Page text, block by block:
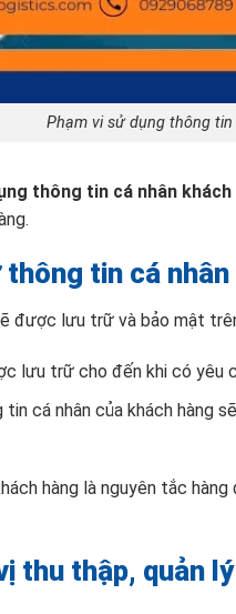
Phạm vi sử dụng thông
thông tin cá nhân khách
tin cá nhân
được lưu trữ và bảo mật
lưu trữ cho đến khi có yêu
tin cá nhân của khách
hàng là nguyên tắc
thu thập, quản